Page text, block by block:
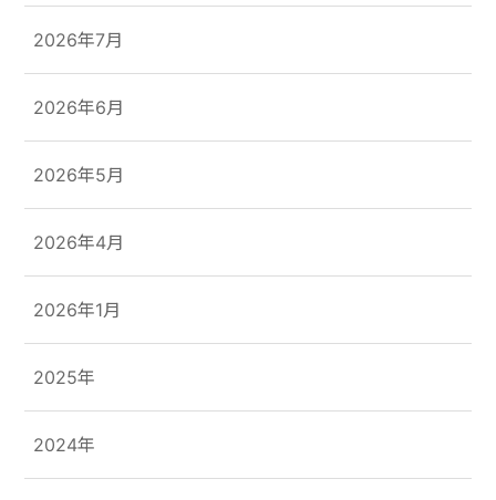
2026年7月
2026年6月
2026年5月
2026年4月
2026年1月
2025年
2024年